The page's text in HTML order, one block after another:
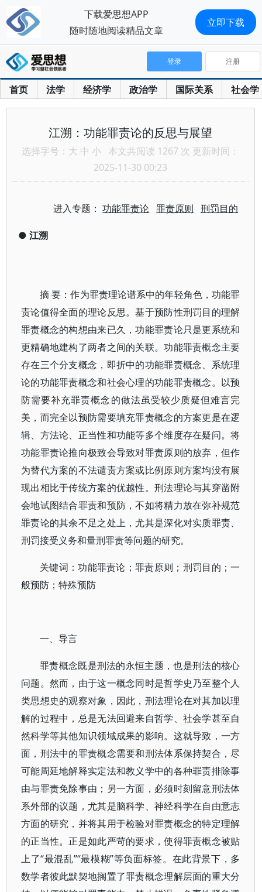
首页 法学 经济学 政治学 国际关系 社会学
登录 注册
江溯：功能罪责论的反思与展望
选择字号： 大 中 小 本文共阅读 1267 次 更新时间：
2025-11-30 00:23
进入专题：功能罪责论 罪责原则 刑罚目的
● 江溯
摘 要：作为罪责理论谱系中的年轻角色，功能罪
责论值得全面的理论反思。基于预防性刑罚目的理解
罪责概念的构想由来已久，功能罪责论只是更系统和
更精确地建构了两者之间的关联。功能罪责概念主要
存在三个分支概念，即折中的功能罪责概念、系统理
论的功能罪责概念和社会心理的功能罪责概念。以预
防需要补充罪责概念的做法虽受较少质疑但难言完
美，而完全以预防需要填充罪责概念的方案更是在逻
辑、方法论、正当性和功能等多个维度存在疑问。将
功能罪责论推向极致会导致对罪责原则的放弃，但作
为替代方案的不法谴责方案或比例原则方案均没有展
现出相比于传统方案的优越性。刑法理论与其穿凿附
会地试图结合罪责和预防，不如将精力放在弥补规范
罪责论的其余不足之处上，尤其是深化对实质罪责、
刑罚接受义务和量刑罪责等问题的研究。
关键词：功能罪责论；罪责原则；刑罚目的；一
般预防；特殊预防
一、导言
罪责概念既是刑法的永恒主题，也是刑法的核心
问题。然而，由于这一概念同时是哲学史乃至整个人
类思想史的观察对象，因此，刑法理论在对其加以理
解的过程中，总是无法回避来自哲学、社会学甚至自
然科学等其他知识领域成果的影响。这就导致，一方
面，刑法中的罪责概念需要和刑法体系保持契合，尽
可能周延地解释实定法和教义学中的各种罪责排除事
由与罪责免除事由；另一方面，必须时刻留意刑法体
系外部的议题，尤其是脑科学、神经科学在自由意志
方面的研究，并将其用于检验对罪责概念的特定理解
的正当性。正是如此严苛的要求，使得罪责概念被贴
上了“最混乱”“最模糊”等负面标签。在此背景下，多
数学者彼此默契地搁置了罪责概念理解层面的重大分
下载爱思想APP
随时随地阅读精品文章
立即下载